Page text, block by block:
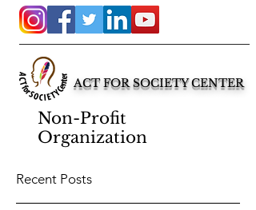
ACT FOR SOCIETY CENTER
Non-Profit
Organization
Recent Posts